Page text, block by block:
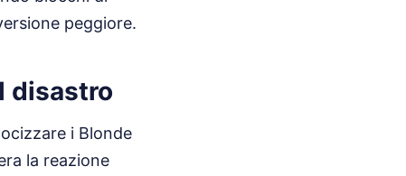
peggiore.
disastro
i Blonde
la reazione